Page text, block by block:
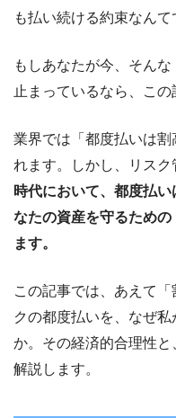
も払い続ける約束なんて
もしあなたが今、そん
止まっているなら、この
業界では「都度払いは
れます。しかし、リスク
時代において、都度払
なたの資産を守るため
ます。
この記事では、あえて
クの都度払いを、なぜ
か。その経済的合理性
解説します。